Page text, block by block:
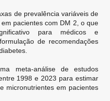
de prevalência variáveis ​​de
pacientes com DM 2, o que
para médicos e
de recomendações
meta-análise de estudos
1998 e 2023 para estimar
micronutrientes em pacientes